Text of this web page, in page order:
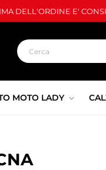
DELL'ORDINE E'
MOTO LADY